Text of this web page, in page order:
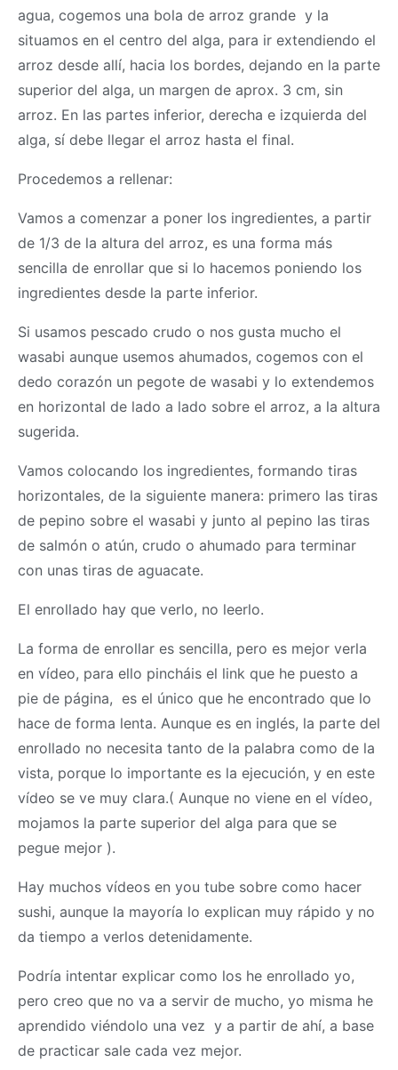
agua, cogemos una bola de arroz grande y la
situamos en el centro del alga, para ir extendiendo el
arroz desde allí, hacia los bordes, dejando en la parte
superior del alga, un margen de aprox. 3 cm, sin
arroz. En las partes inferior, derecha e izquierda del
alga, sí debe llegar el arroz hasta el final.
Procedemos a rellenar:
Vamos a comenzar a poner los ingredientes, a partir
de 1/3 de la altura del arroz, es una forma más
sencilla de enrollar que si lo hacemos poniendo los
ingredientes desde la parte inferior.
Si usamos pescado crudo o nos gusta mucho el
wasabi aunque usemos ahumados, cogemos con el
dedo corazón un pegote de wasabi y lo extendemos
en horizontal de lado a lado sobre el arroz, a la altura
sugerida.
Vamos colocando los ingredientes, formando tiras
horizontales, de la siguiente manera: primero las tiras
de pepino sobre el wasabi y junto al pepino las tiras
de salmón o atún, crudo o ahumado para terminar
con unas tiras de aguacate.
El enrollado hay que verlo, no leerlo.
La forma de enrollar es sencilla, pero es mejor verla
en vídeo, para ello pincháis el link que he puesto a
pie de página, es el único que he encontrado que lo
hace de forma lenta. Aunque es en inglés, la parte del
enrollado no necesita tanto de la palabra como de la
vista, porque lo importante es la ejecución, y en este
vídeo se ve muy clara.( Aunque no viene en el vídeo,
mojamos la parte superior del alga para que se
pegue mejor ).
Hay muchos vídeos en you tube sobre como hacer
sushi, aunque la mayoría lo explican muy rápido y no
da tiempo a verlos detenidamente.
Podría intentar explicar como los he enrollado yo,
pero creo que no va a servir de mucho, yo misma he
aprendido viéndolo una vez y a partir de ahí, a base
de practicar sale cada vez mejor.